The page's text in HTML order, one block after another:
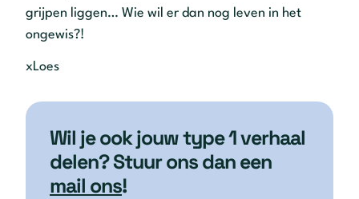
grijpen liggen… Wie wil er dan nog leven in het
ongewis?!
xLoes
Wil je ook jouw type 1 verhaal
delen? Stuur ons dan een
mail ons!